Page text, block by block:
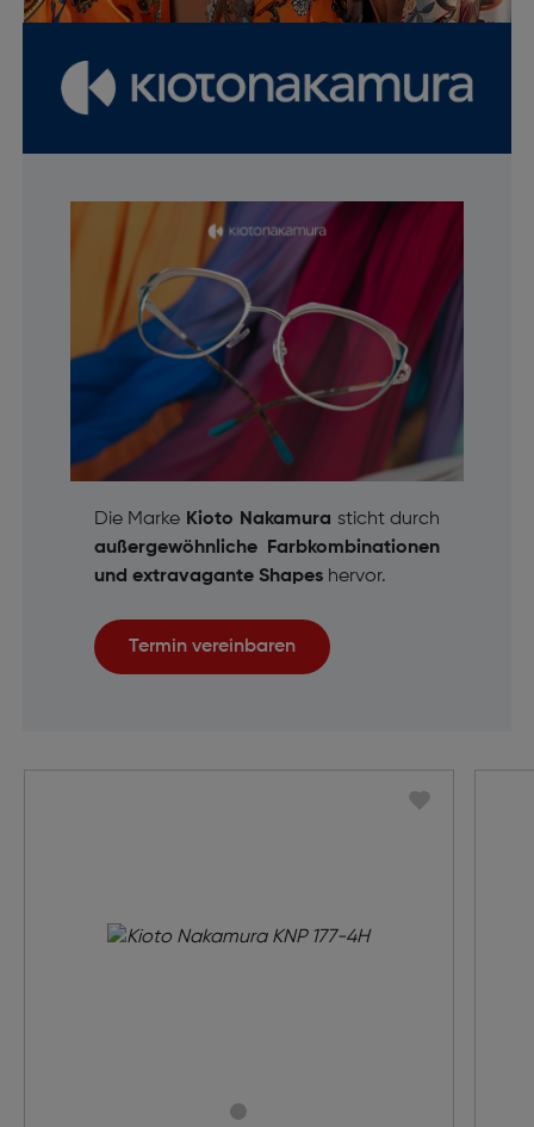
Die Marke Kioto Nakamura sticht durch
außergewöhnliche Farbkombinationen
und extravagante Shapeshervor.
Termin vereinbaren